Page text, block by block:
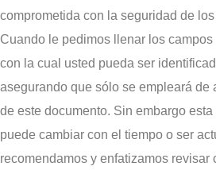
comprometida con la seguridad de
Cuando le pedimos llenar los campos
con la cual usted pueda ser
asegurando que sólo se empleará de
de este documento. Sin embargo
puede cambiar con el tiempo o ser
recomendamos y enfatizamos revisar